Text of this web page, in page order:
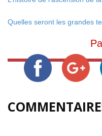
Quelles seront les grandes